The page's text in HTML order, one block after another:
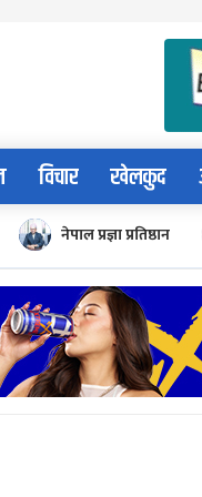
विचार खेलकुद
नेपाल प्रज्ञा प्रतिष्ठान